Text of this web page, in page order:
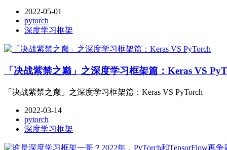
2022-05-01
pytorch
深度学习框架
「决战紫禁之巅」之深度学习框架篇：Keras VS
「决战紫禁之巅」之深度学习框架篇：Keras VS PyTorch
2022-03-14
pytorch
深度学习框架